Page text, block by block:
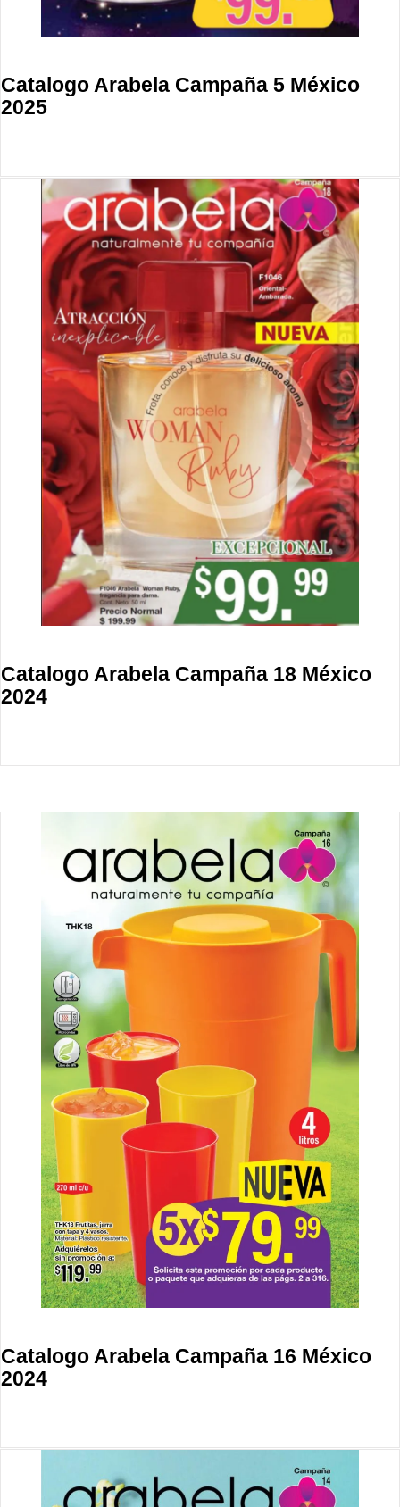
Catalogo Arabela Campaña 5 México
2025
Catalogo Arabela Campaña 18 México
2024
Catalogo Arabela Campaña 16 México
2024